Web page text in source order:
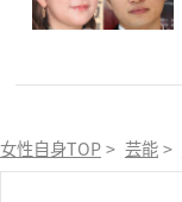
女性自身TOP > 芸能 >